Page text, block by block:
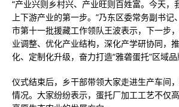
“产业兴则乡村兴、产业旺则百姓富。今天，
上下游产业的第一步。”乃东区委常务副书记
市第十一批援藏工作领队王波表示，下一步
业调整、优化产业结构，深化产学研协同，
化、定制化升级，奋力打造“雅砻蛋托”区域品
仪式结束后，乡干部带领大家走进生产车间
情况。大家纷纷表示，蛋托厂加工工艺不仅